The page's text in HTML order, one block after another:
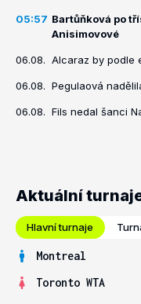
05:57 Bartůňková po
Anisimovové
06.08. Alcaraz by podle
06.08. Pegulaová
06.08. Fils nedal šanci
Aktuální
Hlavní turnaje
Montreal
Toronto WTA